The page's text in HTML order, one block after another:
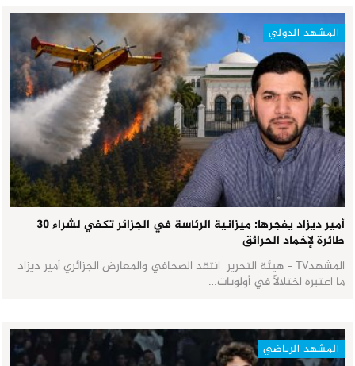
المشهد الدولي
أمير ديزاد يفجرها: ميزانية الرئاسة في الجزائر تكفي لشراء 30
طائرة لإخماد الحرائق
المشهدTV - هيئة التحرير انتقد الصحافي والمعارض الجزائري أمير ديزاد
ما اعتبره اختلالاً في أولويات…
المشهد الرياضي